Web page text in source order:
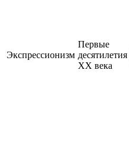
Экспрессионизм
Первые
десятилетия
XX века